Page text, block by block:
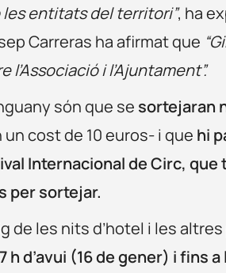
les entitats del territori”, ha
Carreras ha afirmat que
i l’Ajuntament”.
són que se sortejaran
cost de 10 euros- i que hi
Internacional de Circ,
per sortejar.
de les nits d’hotel i les
h d’avui (16 de gener) i fins